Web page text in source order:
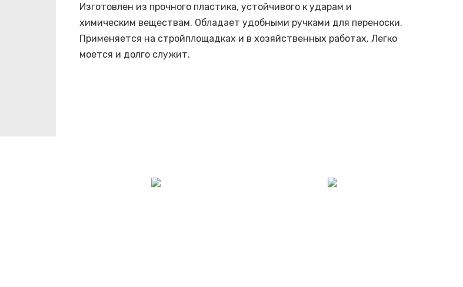
Изготовлен из прочного пластика, устойчивого к ударам и
химическим веществам. Обладает удобными ручками для переноски.
Применяется на стройплощадках и в хозяйственных работах. Легко
моется и долго служит.